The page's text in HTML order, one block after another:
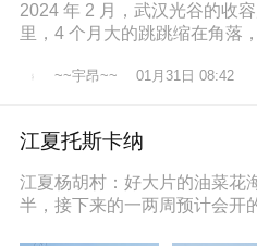
2024 年 2 月，武汉光谷的收
里，4 个月大的跳跳缩在角落
的眼睛怯生生望着来人。我们
~~宇昂~~ 01月31日 08:42
江夏托斯卡纳
江夏杨胡村：好大片的油菜花
半，接下来的一两周预计会开